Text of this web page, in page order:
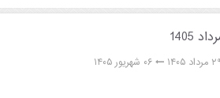
۰۶ شهریور ۱۴۰۵